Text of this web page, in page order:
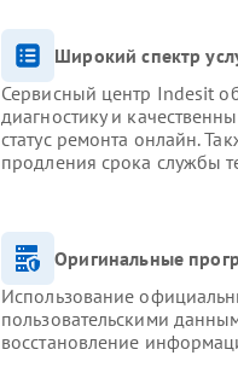
Широкий спектр
Сервисный центр Indesit
диагностику и
статус ремонта онлайн.
продления срока службы
Оригинальные
Использование
пользовательскими
восстановление